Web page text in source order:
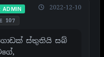
ADMIN
107
2022-12-10
ගොඩක් ස්තුතියි සබ්